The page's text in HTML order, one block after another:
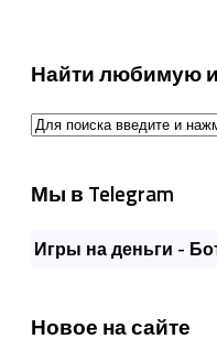
Найти любимую
Мы в Telegram
Игры на деньги -
Новое на сайте